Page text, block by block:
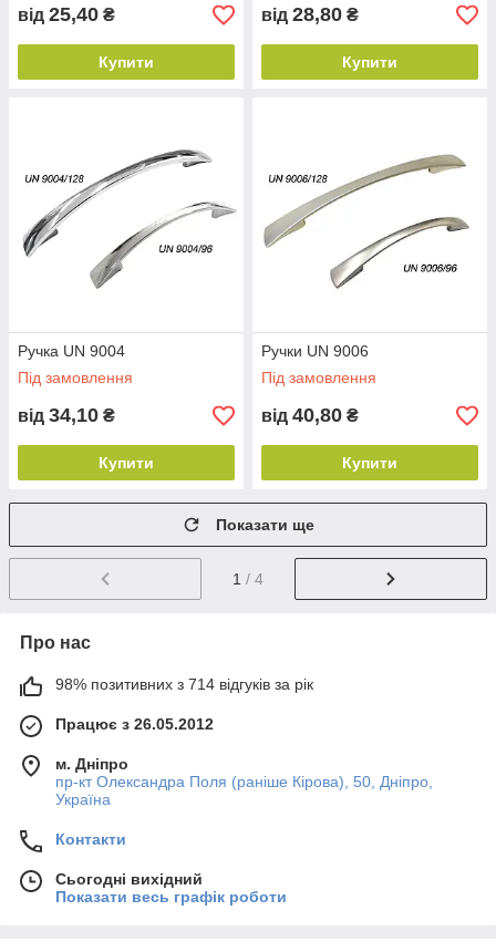
від 25,40 ₴
Купити
від 28,80 ₴
Купити
Ручка UN 9004
Під замовлення
від 34,10 ₴
Купити
Ручки UN 9006
Під замовлення
від 40,80 ₴
Купити
Показати ще
1 / 4
Про нас
98% позитивних з 714 відгуків за рік
Працює з 26.05.2012
м. Дніпро
пр-кт Олександра Поля (раніше Кірова), 50, Дніпро,
Україна
Контакти
Сьогодні вихідний
Показати весь графік роботи